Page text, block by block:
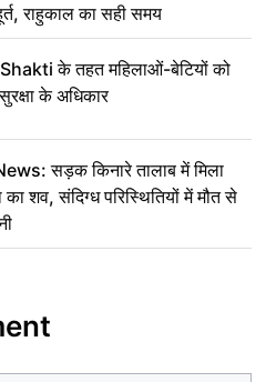
राहुकाल का सही समय
के तहत महिलाओं-बेटियों को
के अधिकार
सड़क किनारे तालाब में मिला
का शव, संदिग्ध परिस्थितियों में मौत से